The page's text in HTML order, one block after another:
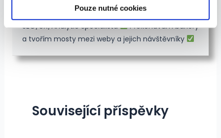
Pouze nutné cookies
SEO/UX/Analytic Specialista
SEO/UX/Analytic Specialista
Překonávám bariéry
a tvořím mosty mezi weby a jejich návštěvníky
Související příspěvky